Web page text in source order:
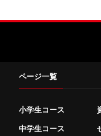
ページ一覧
小学生コース
中学生コース